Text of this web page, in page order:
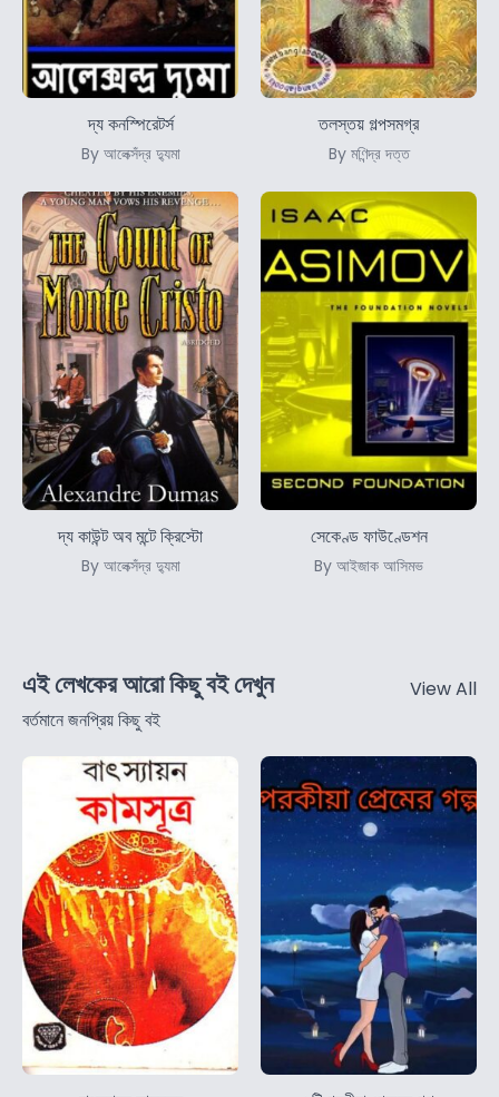
দ্য কনস্পিরেটর্স
By আলেক্সঁদ্র দ্যুমা
তলস্তয় গল্পসমগ্র
By মণিন্দ্র দত্ত
দ্য কাউন্ট অব মন্টে ক্রিস্টো
By আলেক্সঁদ্র দ্যুমা
সেকেণ্ড ফাউণ্ডেশন
By আইজাক আসিমভ
এই লেখকের আরো কিছু বই দেখুন
বর্তমানে জনপ্রিয় কিছু বই
View All